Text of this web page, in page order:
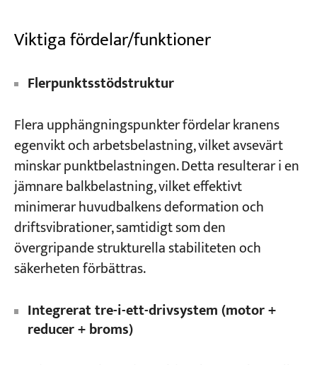
Viktiga fördelar/funktioner
Flerpunktsstödstruktur
Flera upphängningspunkter fördelar kranens
egenvikt och arbetsbelastning, vilket avsevärt
minskar punktbelastningen. Detta resulterar i en
jämnare balkbelastning, vilket effektivt
minimerar huvudbalkens deformation och
driftsvibrationer, samtidigt som den
övergripande strukturella stabiliteten och
säkerheten förbättras.
Integrerat tre-i-ett-drivsystem (motor +
reducer + broms)